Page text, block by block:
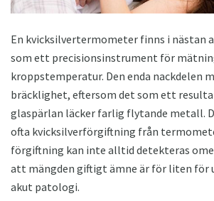
En kvicksilvertermometer finns i nästan
som ett precisionsinstrument för
kroppstemperatur. Den enda nackdelen
bräcklighet, eftersom det som ett
glaspärlan läcker farlig flytande metall.
ofta kvicksilverförgiftning från
förgiftning kan inte alltid detekteras
att mängden giftigt ämne är för liten för
akut patologi.